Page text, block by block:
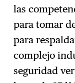
las
para tomar
para
complejo
seguridad